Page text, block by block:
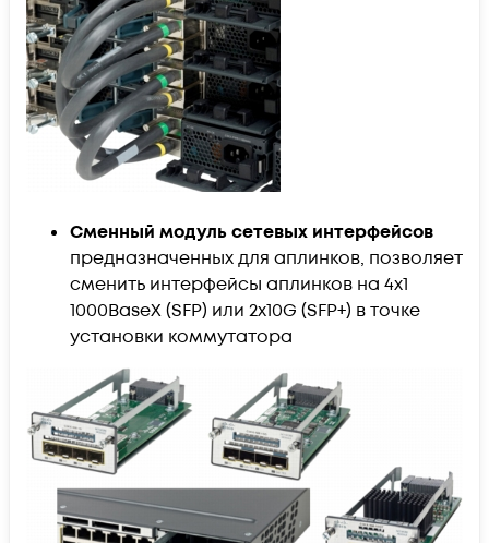
Сменный модуль сетевых интерфейсов
предназначенных для аплинков, позволяет
сменить интерфейсы аплинков на 4x1
1000BaseX (SFP) или 2х10G (SFP+) в точке
установки коммутатора